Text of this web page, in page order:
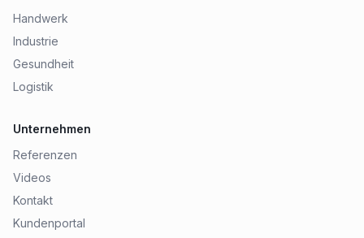
Handwerk
Industrie
Gesundheit
Logistik
Unternehmen
Referenzen
Videos
Kontakt
Kundenportal